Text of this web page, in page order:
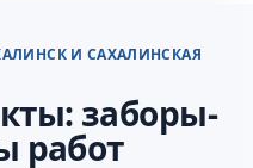
И САХАЛИНСКАЯ
заборы-
работ